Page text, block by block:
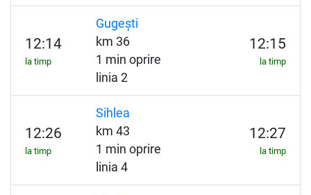
12:14
la timp
Gugești
km 36
1 min oprire
linia 2
12:15
la timp
12:26
la timp
Sihlea
km 43
1 min oprire
linia 4
12:27
la timp